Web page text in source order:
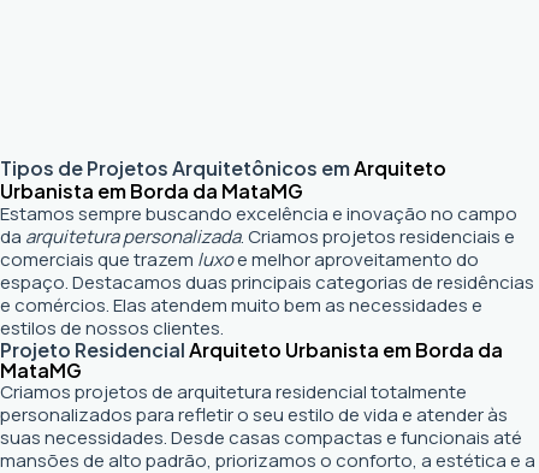
Tipos de Projetos Arquitetônicos emArquiteto
Urbanista em Borda da MataMG
Estamos sempre buscando excelência e inovação no campo
da arquitetura personalizada. Criamos projetos residenciais e
comerciais que trazem luxoe melhor aproveitamento do
espaço. Destacamos duas principais categorias de residências
e comércios. Elas atendem muito bem as necessidades e
estilos de nossos clientes.
Projeto ResidencialArquiteto Urbanista em Borda da
MataMG
Criamos projetos de arquitetura residencial totalmente
personalizados para refletir o seu estilo de vida e atender às
suas necessidades. Desde casas compactas e funcionais até
mansões de alto padrão, priorizamos o conforto, a estética e a